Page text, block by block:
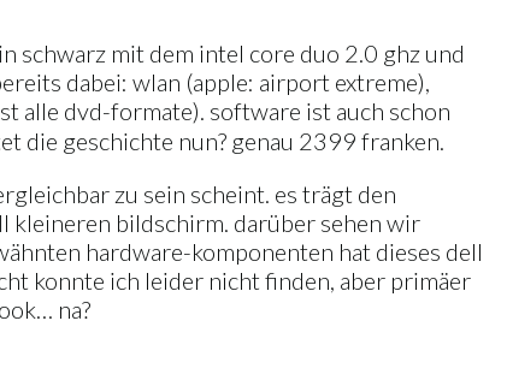
schwarz mit dem intel core duo 2.0 ghz und
dabei: wlan (apple: airport extreme),
alle dvd-formate). software ist auch schon
die geschichte nun? genau 2399 franken.
zu sein scheint. es trägt den
kleineren bildschirm. darüber sehen wir
hardware-komponenten hat dieses dell
konnte ich leider nicht finden, aber primäer
na?